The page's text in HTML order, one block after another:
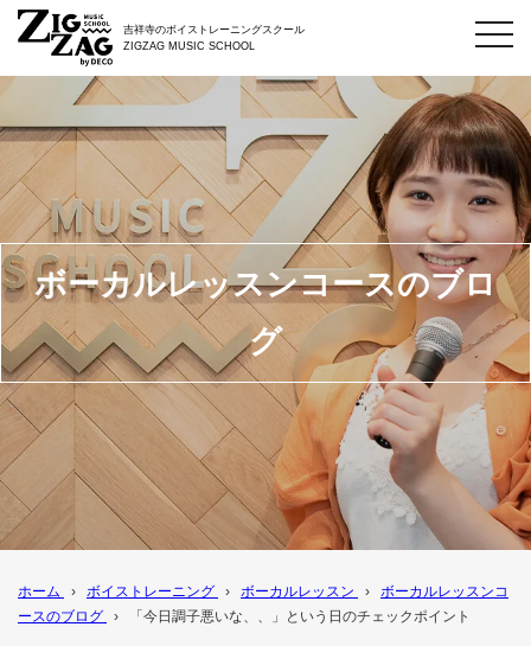
吉祥寺のボイストレーニングスクール
ZIGZAG MUSIC SCHOOL
ボーカルレッスンコースのブロ
グ
ホーム › ボイストレーニング › ボーカルレッスン ›
ボーカルレッスンコ
ースのブログ
› 「今日調子悪いな、、」という日のチェックポイント